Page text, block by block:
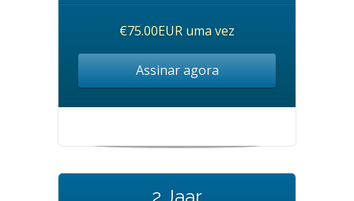
€75.00EUR uma vez
Assinar agora